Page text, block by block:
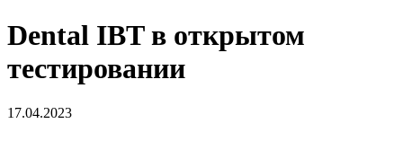
Dental IBT в открытом
тестировании
17.04.2023